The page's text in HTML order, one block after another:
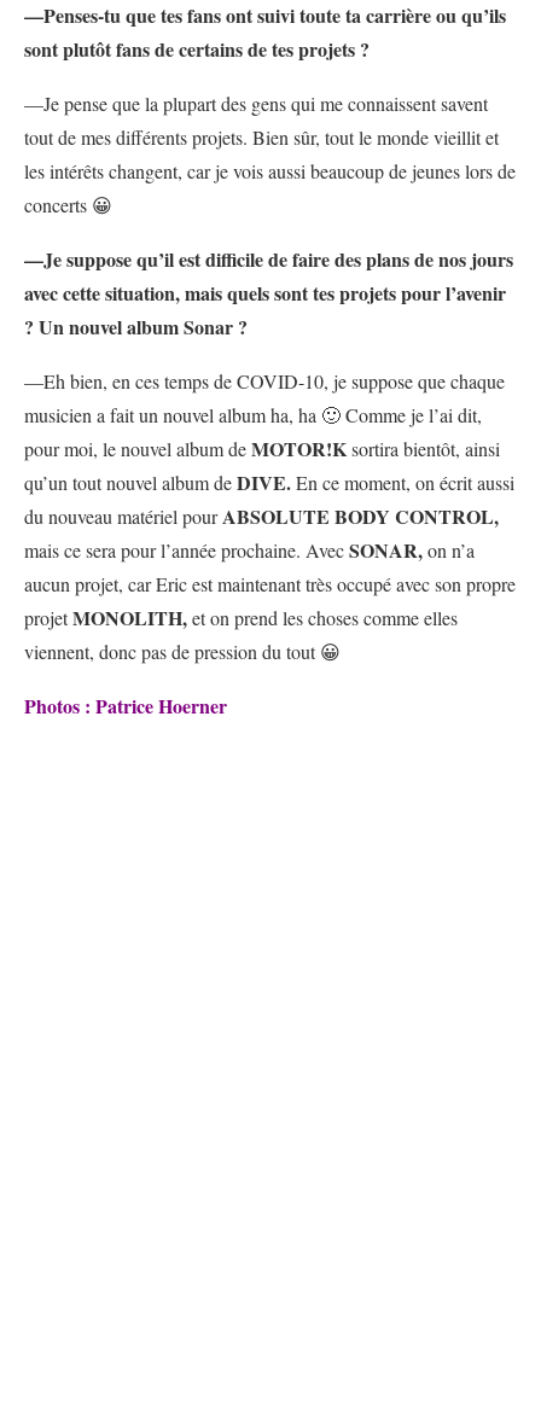
—Penses-tu que tes fans ont suivi toute ta carrière ou qu’ils
sont plutôt fans de certains de tes projets ?
—Je pense que la plupart des gens qui me connaissent savent
tout de mes différents projets. Bien sûr, tout le monde vieillit et
les intérêts changent, car je vois aussi beaucoup de jeunes lors de
concerts 😀
—Je suppose qu’il est difficile de faire des plans de nos jours
avec cette situation, mais quels sont tes projets pour l’avenir
? Un nouvel album Sonar ?
—Eh bien, en ces temps de COVID-10, je suppose que chaque
musicien a fait un nouvel album ha, ha 🙂 Comme je l’ai dit,
pour moi, le nouvel album deMOTOR!Ksortira bientôt, ainsi
qu’un tout nouvel album deDIVE.En ce moment, on écrit aussi
du nouveau matériel pourABSOLUTE BODY CONTROL,
mais ce sera pour l’année prochaine. AvecSONAR,on n’a
aucun projet, car Eric est maintenant très occupé avec son propre
projetMONOLITH,et on prend les choses comme elles
viennent, donc pas de pression du tout 😀
Photos : Patrice Hoerner